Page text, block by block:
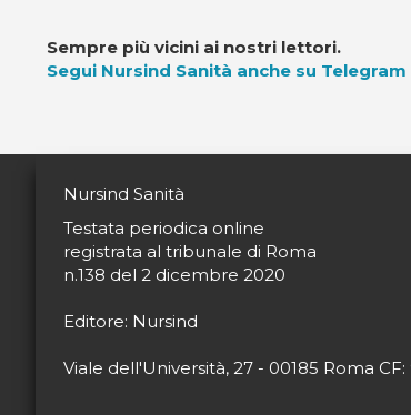
Sempre più vicini ai nostri lettori.
Segui Nursind Sanità anche su Telegram
Nursind Sanità
Testata periodica online
registrata al tribunale di Roma
n.138 del 2 dicembre 2020
Editore: Nursind
Viale dell'Università, 27 - 00185 Roma